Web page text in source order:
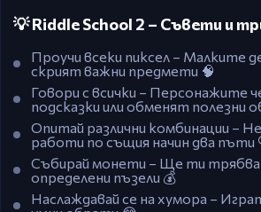
💡 Riddle School 2 – Съвети и
Проучи всеки пиксел – Малките
скрият важни предмети 🧠
Говори с всички – Персонажите
подсказки или обменят полезни
Опитай различни комбинации –
работи по същия начин два пъти
Събирай монети – Ще ти
определени пъзели 💰
Наслаждавай се на хумора –